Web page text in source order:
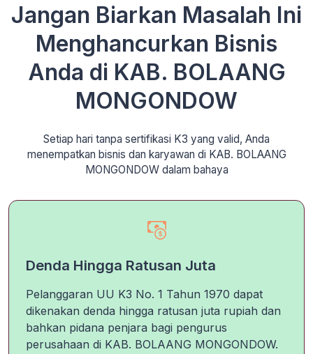
Jangan Biarkan Masalah Ini
Menghancurkan Bisnis
Anda di KAB. BOLAANG
MONGONDOW
Setiap hari tanpa sertifikasi K3 yang valid, Anda
menempatkan bisnis dan karyawan di KAB. BOLAANG
MONGONDOW dalam bahaya
Denda Hingga Ratusan Juta
Pelanggaran UU K3 No. 1 Tahun 1970 dapat
dikenakan denda hingga ratusan juta rupiah dan
bahkan pidana penjara bagi pengurus
perusahaan di KAB. BOLAANG MONGONDOW.